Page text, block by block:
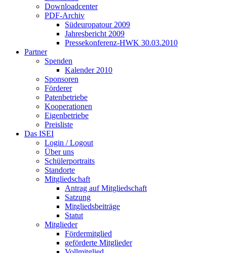
Downloadcenter
PDF-Archiv
Südeuropatour 2009
Jahresbericht 2009
Pressekonferenz-HWK 30.03.2010
Partner
Spenden
Kalender 2010
Sponsoren
Förderer
Patenbetriebe
Kooperationen
Eigenbetriebe
Preisliste
Das ISEI
Login / Logout
Über uns
Schülerportraits
Standorte
Mitgliedschaft
Antrag auf Mitgliedschaft
Satzung
Mitgliedsbeiträge
Statut
Mitglieder
Fördermitglied
geförderte Mitglieder